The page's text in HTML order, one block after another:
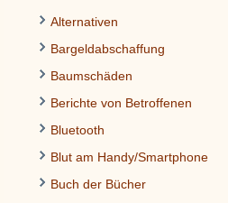
Alternativen
Bargeldabschaffung
Baumschäden
Berichte von Betroffenen
Bluetooth
Blut am Handy/Smartphone
Buch der Bücher